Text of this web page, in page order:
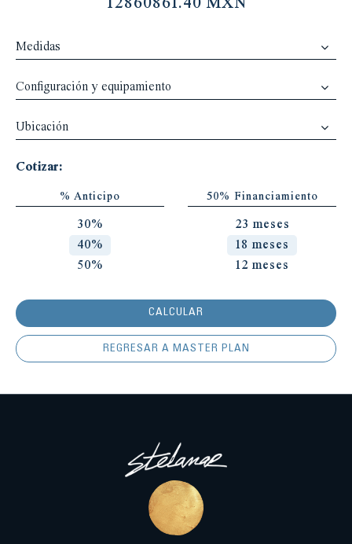
12860861.40 MXN
Medidas
Configuración y equipamiento
Ubicación
Cotizar:
% Anticipo
30%
40%
50%
50% Financiamiento
23 meses
18 meses
12 meses
CALCULAR
REGRESAR A MASTER PLAN